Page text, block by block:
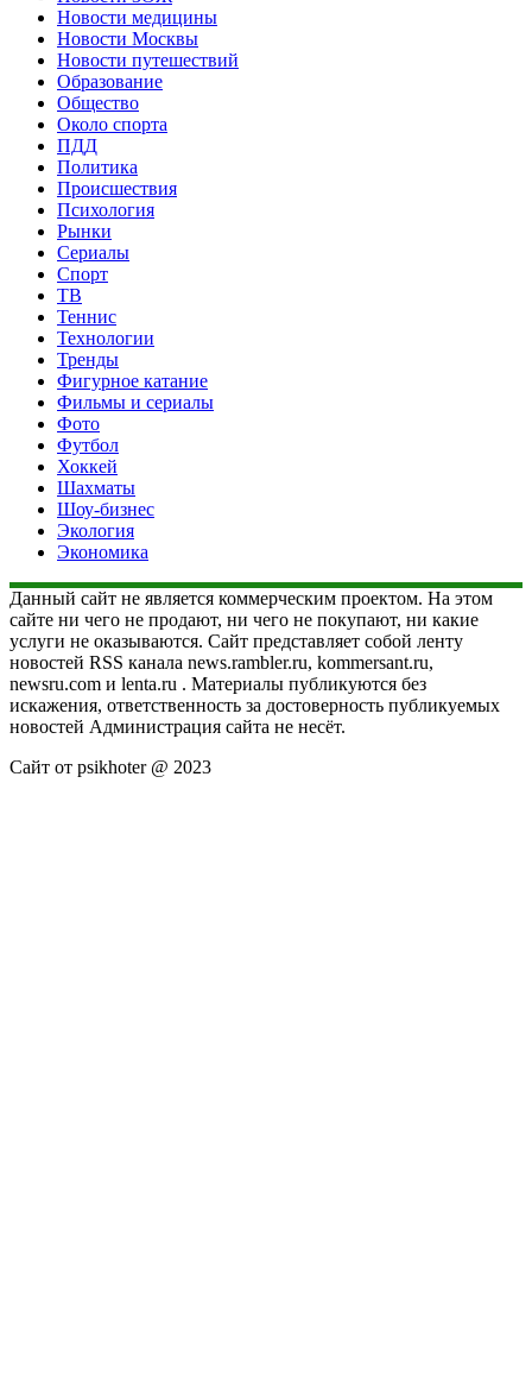
Новости медицины
Новости Москвы
Новости путешествий
Образование
Общество
Около спорта
ПДД
Политика
Происшествия
Психология
Рынки
Сериалы
Спорт
ТВ
Теннис
Технологии
Тренды
Фигурное катание
Фильмы и сериалы
Фото
Футбол
Хоккей
Шахматы
Шоу-бизнес
Экология
Экономика
Данный сайт не является коммерческим проектом. На этом
сайте ни чего не продают, ни чего не покупают, ни какие
услуги не оказываются. Сайт представляет собой ленту
новостей RSS канала news.rambler.ru, kommersant.ru,
newsru.com и lenta.ru . Материалы публикуются без
искажения, ответственность за достоверность публикуемых
новостей Администрация сайта не несёт.
Сайт от psikhoter @ 2023